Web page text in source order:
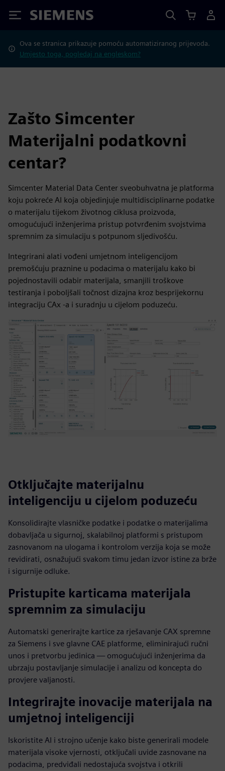
Siemens
Ova se stranica prikazuje pomoću automatiziranog prijevoda.
Umjesto toga, pogledaj na engleskom?
Zašto Simcenter
Materijalni podatkovni
centar?
Simcenter Material Data Center sveobuhvatna je platforma
koju pokreće AI koja objedinjuje multidisciplinarne podatke
o materijalu tijekom životnog ciklusa proizvoda,
omogućujući inženjerima pristup potvrđenim svojstvima
spremnim za simulaciju s potpunom sljedivošću.
Integrirani alati vođeni umjetnom inteligencijom
premošćuju praznine u podacima o materijalu kako bi
pojednostavili odabir materijala, smanjili troškove
testiranja i poboljšali točnost dizajna kroz besprijekornu
integraciju CAx -a i suradnju u cijelom poduzeću.
Otključajte materijalnu
inteligenciju u cijelom poduzeću
Konsolidirajte vlasničke podatke i podatke o materijalima
dobavljača u sigurnoj, skalabilnoj platformi s pristupom
zasnovanom na ulogama i kontrolom verzija koja se može
revidirati, osnažujući svakom timu jedan izvor istine za brže
i sigurnije odluke.
Pristupite karticama materijala
spremnim za simulaciju
Automatski generirajte kartice za rješavanje CAX spremne
za Siemens i sve glavne CAE platforme, eliminirajući ručni
unos i pretvorbu jedinica — omogućujući inženjerima da
ubrzaju postavljanje simulacije i analizu od koncepta do
provjere valjanosti.
Integrirajte inovacije materijala na
umjetnoj inteligenciji
Iskoristite AI i strojno učenje kako biste generirali modele
materijala visoke vjernosti, otključali uvide zasnovane na
podacima, predviđali nedostajuća svojstva i otkrili